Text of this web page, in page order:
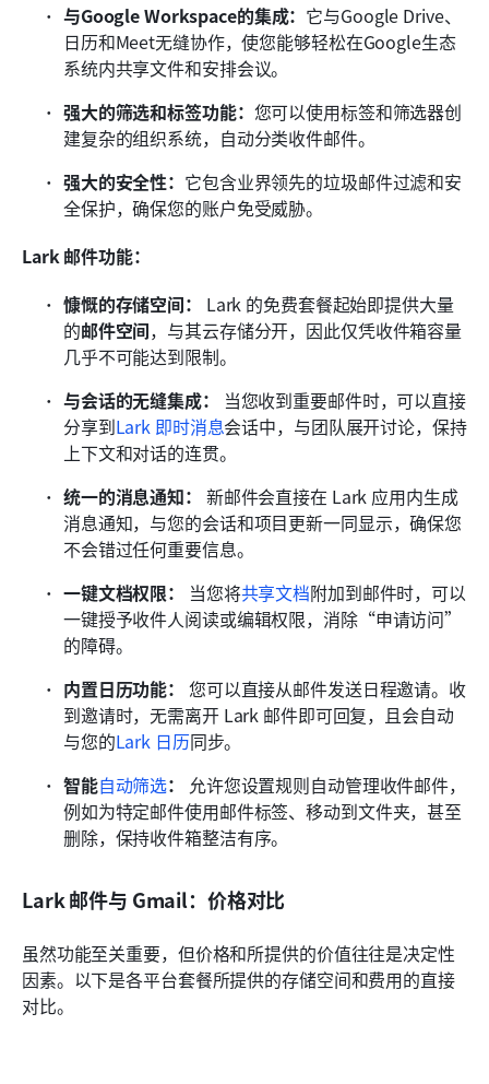
与Google Workspace的集成： 它与Google Drive、
日历和Meet无缝协作，使您能够轻松在Google生态
系统内共享文件和安排会议。
强大的筛选和标签功能： 您可以使用标签和筛选器创
建复杂的组织系统，自动分类收件邮件。
强大的安全性： 它包含业界领先的垃圾邮件过滤和安
全保护，确保您的账户免受威胁。
Lark 邮件功能：
慷慨的存储空间：
Lark 的免费套餐起始即提供大量
的邮件空间，与其云存储分开，因此仅凭收件箱容量
几乎不可能达到限制。
与会话的无缝集成：
当您收到重要邮件时，可以直接
分享到Lark 即时消息会话中，与团队展开讨论，保持
上下文和对话的连贯。
统一的消息通知： 新邮件会直接在 Lark 应用内生成
消息通知，与您的会话和项目更新一同显示，确保您
不会错过任何重要信息。
一键文档权限：
当您将共享文档附加到邮件时，可以
一键授予收件人阅读或编辑权限，消除“申请访问”
的障碍。
内置日历功能： 您可以直接从邮件发送日程邀请。收
到邀请时，无需离开 Lark 邮件即可回复，且会自动
与您的Lark 日历同步。
智能自动筛选：
允许您设置规则自动管理收件邮件，
例如为特定邮件使用邮件标签、移动到文件夹，甚至
删除，保持收件箱整洁有序。
Lark 邮件与 Gmail：价格对比
虽然功能至关重要，但价格和所提供的价值往往是决定性
因素。以下是各平台套餐所提供的存储空间和费用的直接
对比。